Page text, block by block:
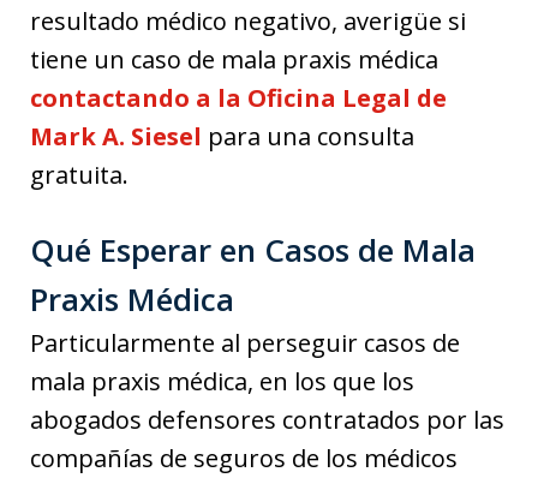
resultado médico negativo, averigüe si
tiene un caso de mala praxis médica
contactando a la Oficina Legal de
Mark A. Siesel para una consulta
gratuita.
Qué Esperar en Casos de Mala
Praxis Médica
Particularmente al perseguir casos de
mala praxis médica, en los que los
abogados defensores contratados por las
compañías de seguros de los médicos